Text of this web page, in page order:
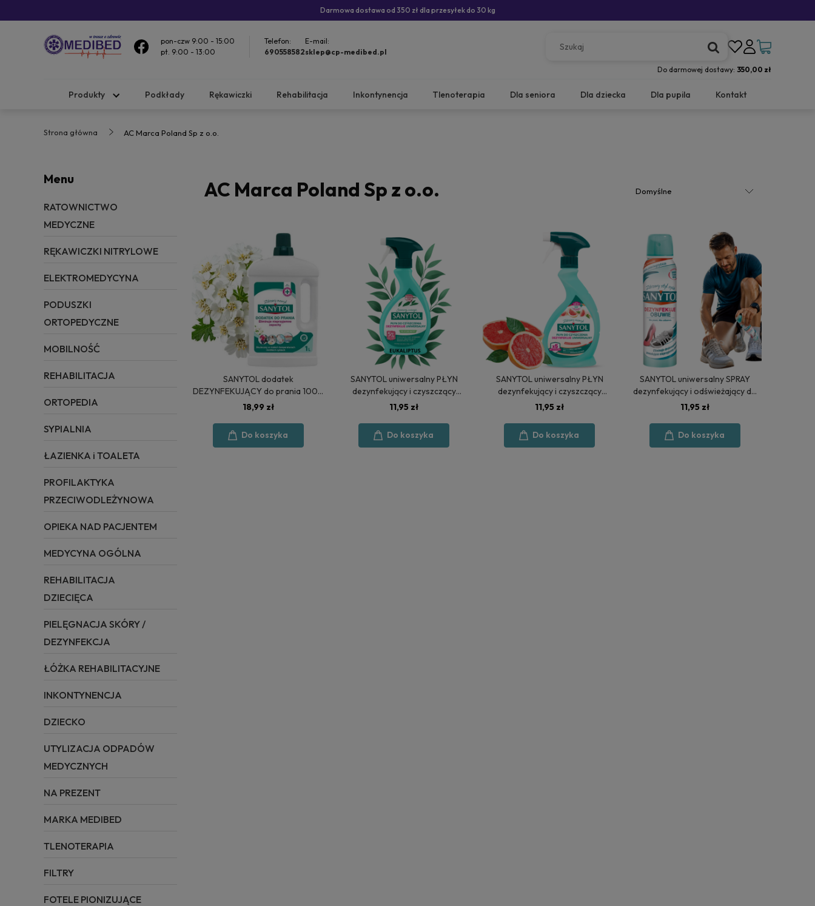
Darmowa dostawa od 350 zł dla przesyłek do 30 kg
pon-czw 9:00 - 15:00
pt. 9:00 - 13:00
Telefon:
690558582
E-mail:
sklep@cp-medibed.pl
Do darmowej dostawy: 350,00 zł
Produkty Podkłady Rękawiczki Rehabilitacja Inkontynencja Tlenoterapia Dla seniora Dla dziecka Dla pupila Kontakt
Strona główna AC Marca Poland Sp z o.o.
Menu
RATOWNICTWO
MEDYCZNE
RĘKAWICZKI NITRYLOWE
ELEKTROMEDYCYNA
PODUSZKI
ORTOPEDYCZNE
MOBILNOŚĆ
REHABILITACJA
ORTOPEDIA
SYPIALNIA
ŁAZIENKA i TOALETA
PROFILAKTYKA
PRZECIWODLEŻYNOWA
OPIEKA NAD PACJENTEM
MEDYCYNA OGÓLNA
REHABILITACJA
DZIECIĘCA
PIELĘGNACJA SKÓRY /
DEZYNFEKCJA
ŁÓŻKA REHABILITACYJNE
INKONTYNENCJA
DZIECKO
UTYLIZACJA ODPADÓW
MEDYCZNYCH
NA PREZENT
MARKA MEDIBED
TLENOTERAPIA
FILTRY
FOTELE PIONIZUJĄCE
AC Marca Poland Sp z o.o.
SANYTOL dodatek
DEZYNFEKUJĄCY do prania 1000
ml - o ZAPACHU białych kwiatów
18,99 zł
Do koszyka
SANYTOL uniwersalny PŁYN
dezynfekujący i czyszczący
EUKALIPTUS 500 ml
11,95 zł
Do koszyka
SANYTOL uniwersalny PŁYN
dezynfekujący i czyszczący
GRAPEFRUIT 500 ml
11,95 zł
Do koszyka
SANYTOL uniwersalny SPRAY
dezynfekujący i odświeżający do
OBUWIA
11,95 zł
Do koszyka